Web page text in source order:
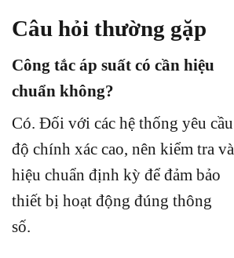
Câu hỏi thường gặp
Công tắc áp suất có cần hiệu
chuẩn không?
Có. Đối với các hệ thống yêu cầu
độ chính xác cao, nên kiểm tra và
hiệu chuẩn định kỳ để đảm bảo
thiết bị hoạt động đúng thông
số.